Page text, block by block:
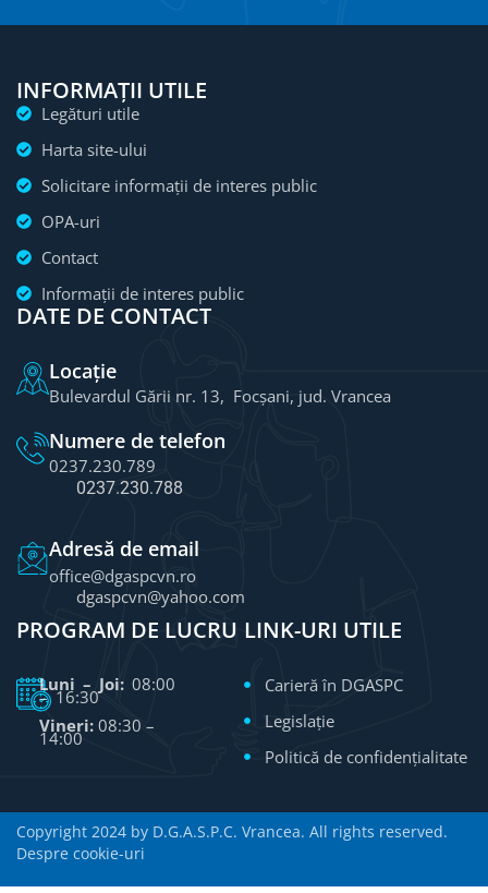
INFORMAȚII UTILE
Legături utile
Harta site-ului
Solicitare informații de interes public
OPA-uri
Contact
Informații de interes public
DATE DE CONTACT
Locație
Bulevardul Gării nr. 13, Focșani, jud. Vrancea
Numere de telefon
0237.230.789
0237.230.788
Adresă de email
office@dgaspcvn.ro
dgaspcvn@yahoo.com
PROGRAM DE LUCRU
Luni – Joi: 08:00
– 16:30
Vineri: 08:30 –
14:00
LINK-URI UTILE
Carieră în DGASPC
Legislație
Politică de confidențialitate
Copyright 2024 by D.G.A.S.P.C. Vrancea. All rights reserved.
Despre cookie-uri